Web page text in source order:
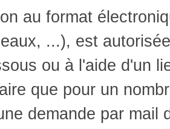
au format
...), est
ou à l'aide d'un
que pour un
demande par mail